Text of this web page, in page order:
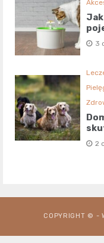
3
2
COPYRIGHT © -